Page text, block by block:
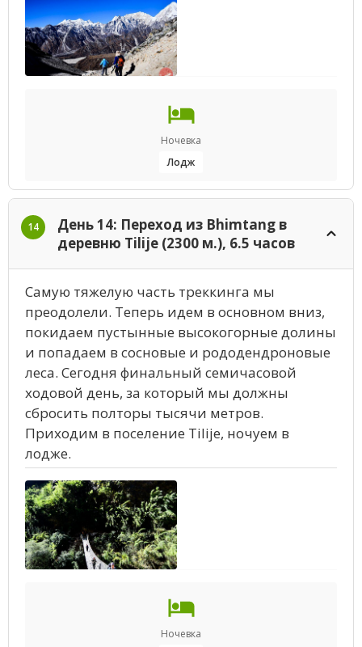
Ночевка
Лодж
14
День 14: Переход из Bhimtang в
деревню Tilije (2300 м.), 6.5 часов
Самую тяжелую часть треккинга мы
преодолели. Теперь идем в основном вниз,
покидаем пустынные высокогорные долины
и попадаем в сосновые и рододендроновые
леса. Сегодня финальный семичасовой
ходовой день, за который мы должны
сбросить полторы тысячи метров.
Приходим в поселение Tilije, ночуем в
лодже.
Ночевка